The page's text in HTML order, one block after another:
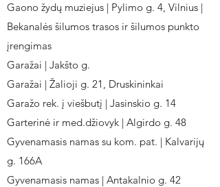
Gaono žydų muziejus | Pylimo g. 4, Vilnius |
Bekanalės šilumos trasos ir šilumos punkto
įrengimas
Garažai | Jakšto g.
Garažai | Žalioji g. 21, Druskininkai
Garažo rek. į viešbutį | Jasinskio g. 14
Garterinė ir med.džiovyk | Algirdo g. 48
Gyvenamasis namas su kom. pat. | Kalvarijų
g. 166A
Gyvenamasis namas | Antakalnio g. 42